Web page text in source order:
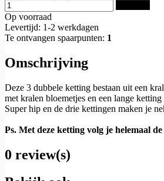
Op voorraad
Levertijd: 1-2 werkdagen
Te ontvangen spaarpunten: 1
Omschrijving
Deze 3 dubbele ketting bestaan uit een
met kralen bloemetjes en een lange ketting
Super hip en de drie kettingen maken je
Ps. Met deze ketting volg je helemaal
0 review(s)